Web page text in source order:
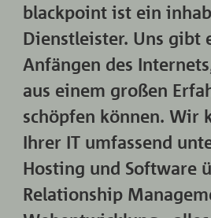
blackpoint ist ein
Dienstleister. Uns gibt
Anfängen des
aus einem großen
schöpfen können. Wir
Ihrer IT umfassend
Hosting und Software
Relationship